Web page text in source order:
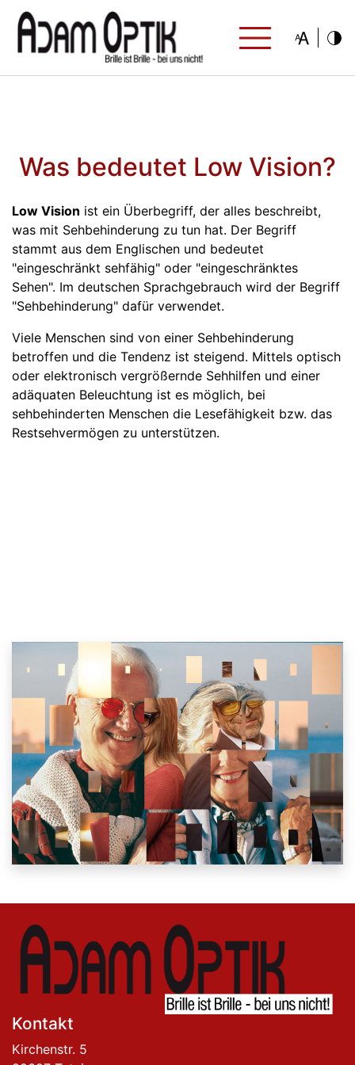
Was bedeutet Low Vision?
Low Vision ist ein Überbegriff, der alles beschreibt,
was mit Sehbehinderung zu tun hat. Der Begriff
stammt aus dem Englischen und bedeutet
"eingeschränkt sehfähig" oder "eingeschränktes
Sehen". Im deutschen Sprachgebrauch wird der Begriff
"Sehbehinderung" dafür verwendet.
Viele Menschen sind von einer Sehbehinderung
betroffen und die Tendenz ist steigend. Mittels optisch
oder elektronisch vergrößernde Sehhilfen und einer
adäquaten Beleuchtung ist es möglich, bei
sehbehinderten Menschen die Lesefähigkeit bzw. das
Restsehvermögen zu unterstützen.
Kontakt
Kirchenstr. 5